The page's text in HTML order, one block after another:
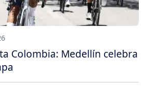
Colombia: Medellín celebra